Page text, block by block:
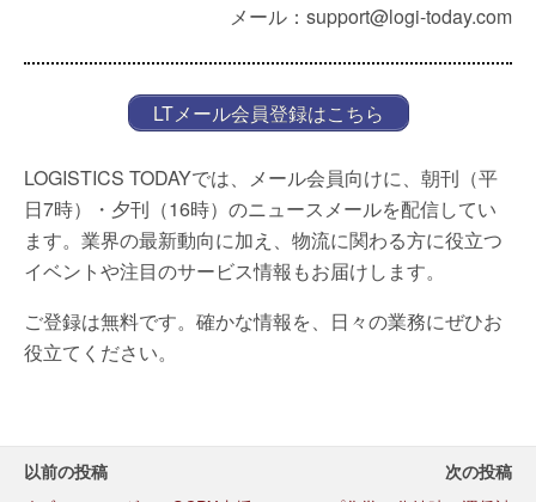
メール：support@logi-today.com
LTメール会員登録はこちら
LOGISTICS TODAYでは、メール会員向けに、朝刊（平
日7時）・夕刊（16時）のニュースメールを配信してい
ます。業界の最新動向に加え、物流に関わる方に役立つ
イベントや注目のサービス情報もお届けします。
ご登録は無料です。確かな情報を、日々の業務にぜひお
役立てください。
以前の投稿 次の投稿